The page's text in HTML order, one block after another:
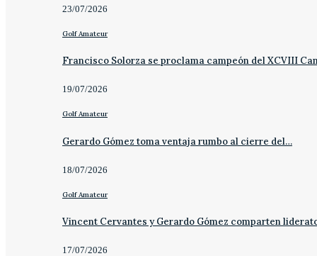
23/07/2026
Golf Amateur
Francisco Solorza se proclama campeón del XCVIII
19/07/2026
Golf Amateur
Gerardo Gómez toma ventaja rumbo al cierre del…
18/07/2026
Golf Amateur
Vincent Cervantes y Gerardo Gómez comparten
17/07/2026